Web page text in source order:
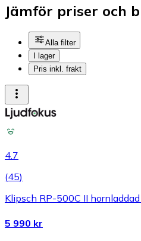
Jämför priser och
Alla filter
I lager
Pris inkl. frakt
4.7
(45)
Klipsch RP-500C II
5 990 kr